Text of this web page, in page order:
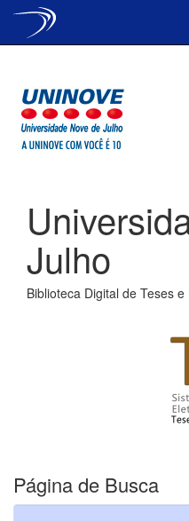
Julho
Biblioteca Digital de Teses
Página de Busca